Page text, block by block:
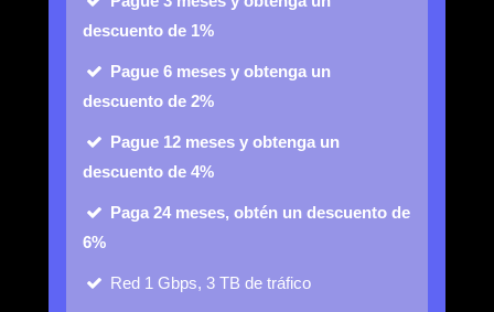
descuento de 1%
Pague 6 meses y obtenga un
descuento de 2%
Pague 12 meses y obtenga un
descuento de 4%
Paga 24 meses, obtén un descuento de
6%
Red 1 Gbps, 3 TB de tráfico